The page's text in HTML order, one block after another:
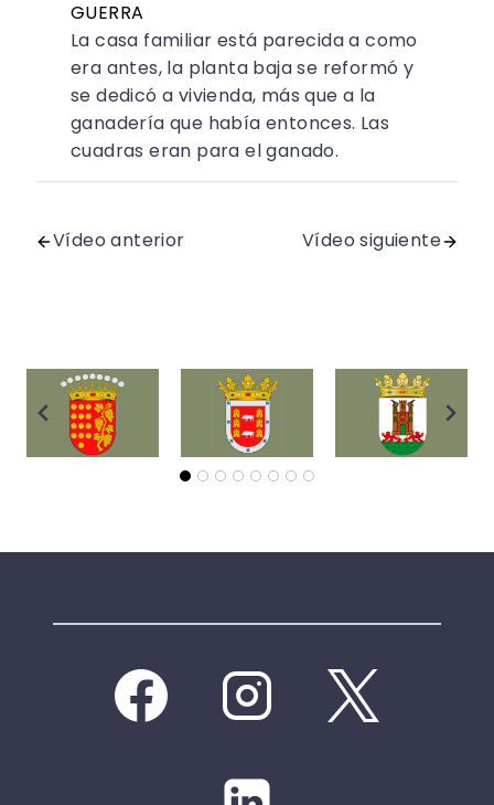
GUERRA
La casa familiar está parecida a como
era antes, la planta baja se reformó y
se dedicó a vivienda, más que a la
ganadería que había entonces. Las
cuadras eran para el ganado.
Vídeo anterior Vídeo siguiente